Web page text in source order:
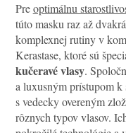
Preoptimálnu
túto masku raz až
komplexnej rutiny v
Kerastase, ktoré sú
kučeravé vlasy.
a luxusným prístupom
s vedecky overeným
rôznych typov vlasov.